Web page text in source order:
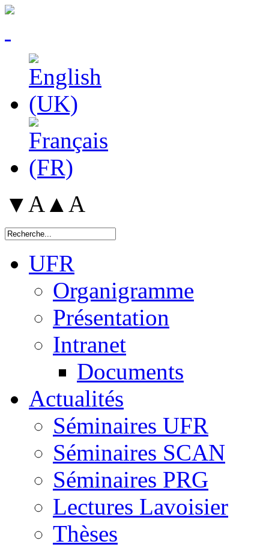
▼A ▲A
UFR
Organigramme
Présentation
Intranet
Documents
Actualités
Séminaires UFR
Séminaires SCAN
Séminaires PRG
Lectures Lavoisier
Thèses